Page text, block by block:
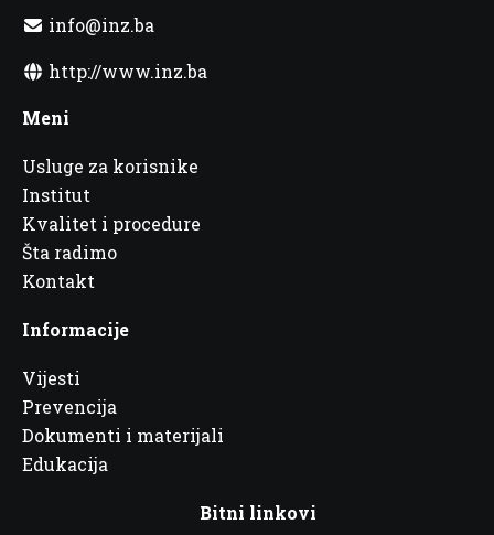
info@inz.ba
http://www.inz.ba
Meni
Usluge za korisnike
Institut
Kvalitet i procedure
Šta radimo
Kontakt
Informacije
Vijesti
Prevencija
Dokumenti i materijali
Edukacija
Bitni linkovi